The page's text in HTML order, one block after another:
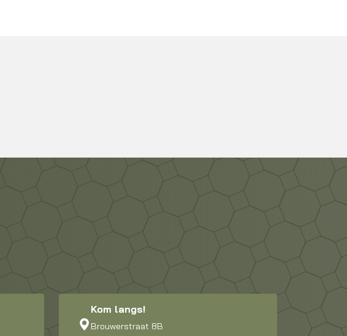
Kom langs!
Brouwerstraat 8B